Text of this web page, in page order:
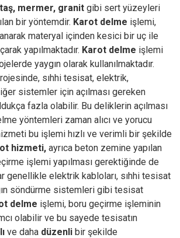
mermer, granit gibi sert yüzeyleri
bir yöntemdir. Karot delme işlemi,
materyal içinden kesici bir uç ile
yapılmaktadır. Karot delme işlemi
yaygın olarak kullanılmaktadır.
sıhhi tesisat, elektrik,
sistemler için açılması gereken
fazla olabilir. Bu deliklerin açılması
yöntemleri zaman alıcı ve yorucu
bu işlemi hızlı ve verimli bir şekilde
hizmeti, ayrıca beton zemine yapılan
işlemi yapılması gerektiğinde de
genellikle elektrik kabloları, sıhhi tesisat
söndürme sistemleri gibi tesisat
delme işlemi, boru geçirme işleminin
olabilir ve bu sayede tesisatın
ve daha düzenli bir şekilde